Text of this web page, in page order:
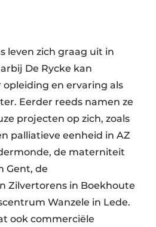
leven zich graag uit in
De Rycke kan
en ervaring als
Eerder reeds namen ze
projecten op zich, zoals
palliatieve eenheid in AZ
de materniteit
Gent, de
Zilvertorens in Boekhoute
Wanzele in Lede.
ook commerciële